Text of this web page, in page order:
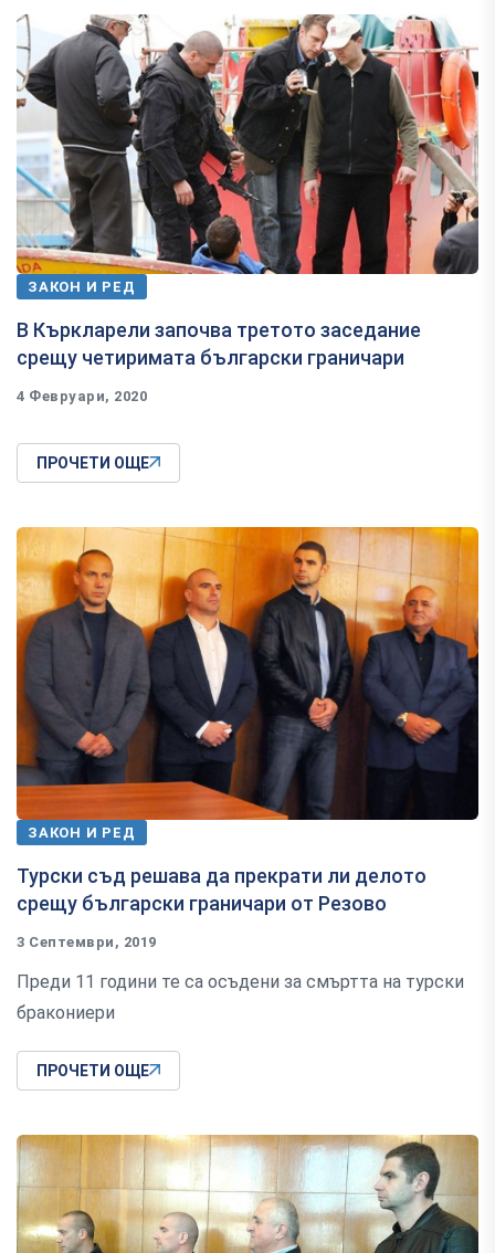
ЗАКОН И РЕД
В Къркларели започва третото заседание
срещу четиримата български граничари
4 Февруари, 2020
ПРОЧЕТИ ОЩЕ
ЗАКОН И РЕД
Турски съд решава да прекрати ли делото
срещу български граничари от Резово
3 Септември, 2019
Преди 11 години те са осъдени за смъртта на турски
бракониери
ПРОЧЕТИ ОЩЕ